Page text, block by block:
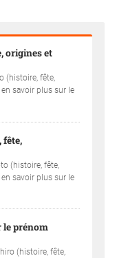
origines et
(histoire, fête,
savoir plus sur le
fête,
(histoire, fête,
savoir plus sur le
prénom
(histoire, fête,